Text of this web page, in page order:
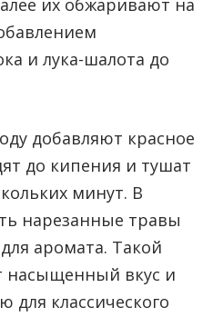
и лука-шалота до
добавляют красное
до кипения и тушат
минут. В
нарезанные травы
аромата. Такой
насыщенный вкус и
для классического